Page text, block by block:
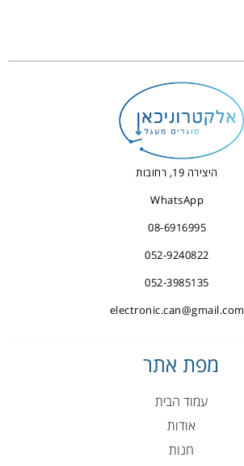
היצירה 19, רחובות
WhatsApp
08-6916995
052-9240822
052-3985135
electronic.can@gmail.com
מפת אתר
עמוד הבית
אודות
חנות